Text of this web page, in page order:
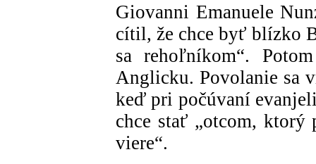
Giovanni Emanuele
cítil, že chce byť blízko
sa rehoľníkom“.
Anglicku. Povolanie sa
keď pri počúvaní
chce stať „otcom,
viere“.